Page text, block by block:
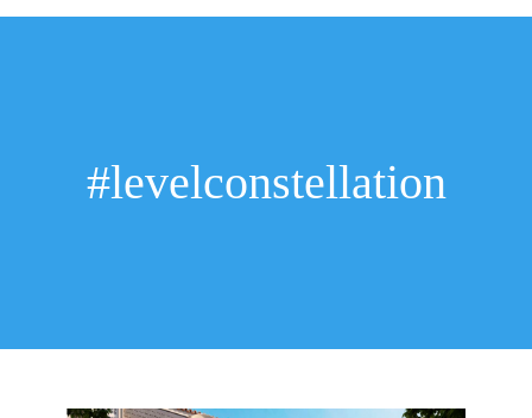
#levelconstellation